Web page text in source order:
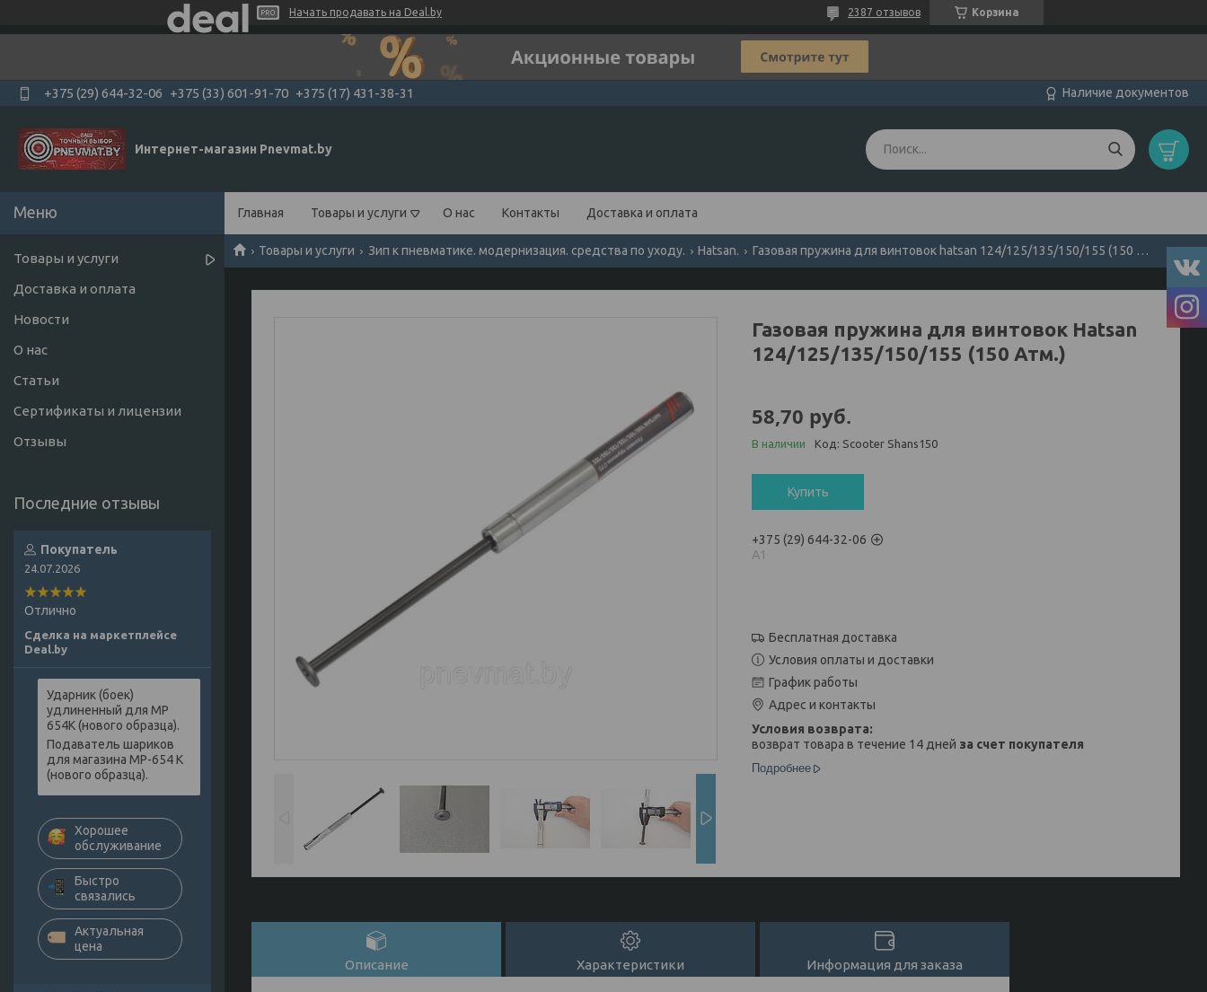
Начать продавать на Deal.by Корзина
2387 отзывов
+375 (29) 644-32-06 +375 (33) 601-91-70 +375 (17) 431-38-31 Наличие документов
Интернет-магазин Pnevmat.by
Главная Товары и услуги О нас Контакты Доставка и оплата
Товары и услуги Зип к пневматике. модернизация. средства по уходу. Hatsan. Газовая пружина для винтовок hatsan 124/125/135/150/155 (150 атм.)
Газовая пружина для винтовок Hatsan
124/125/135/150/155 (150 Атм.)
58,70 руб.
В наличии Код: Scooter Shans150
Купить
+375 (29) 644-32-06
А1
Бесплатная доставка
Условия оплаты и доставки
График работы
Адрес и контакты
возврат товара в течение 14 дней за счет покупателя
Подробнее
Описание Характеристики Информация для заказа
Товары и услуги
Доставка и оплата
Новости
О нас
Статьи
Сертификаты и лицензии
Отзывы
Покупатель
24.07.2026
Отлично
Сделка на маркетплейсе
Deal.by
Ударник (боек)
удлиненный для МР
654К (нового образца).
Подаватель шариков
для магазина МР-654 К
(нового образца).
Хорошее
обслуживание
Быстро
связались
Актуальная
цена